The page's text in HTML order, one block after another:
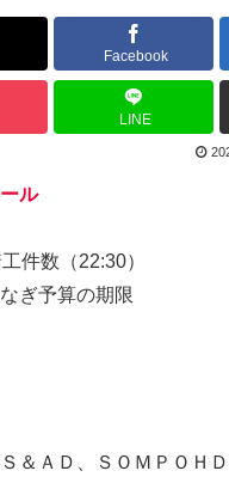
Facebook
LINE
ル
件数（22:30）
ぎ予算の期限
＆ＡＤ、ＳＯＭＰＯＨＤ